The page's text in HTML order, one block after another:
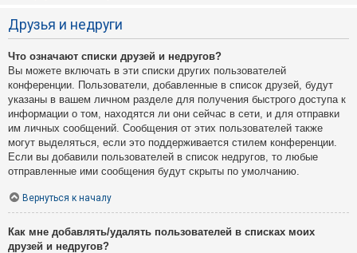
Друзья и недруги
Что означают списки друзей и недругов?
Вы можете включать в эти списки других пользователей
конференции. Пользователи, добавленные в список друзей, будут
указаны в вашем личном разделе для получения быстрого доступа к
информации о том, находятся ли они сейчас в сети, и для отправки
им личных сообщений. Сообщения от этих пользователей также
могут выделяться, если это поддерживается стилем конференции.
Если вы добавили пользователей в список недругов, то любые
отправленные ими сообщения будут скрыты по умолчанию.
Вернуться к началу
Как мне добавлять/удалять пользователей в списках моих
друзей и недругов?